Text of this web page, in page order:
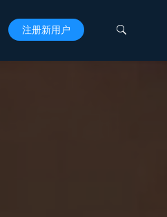
注册新用户 